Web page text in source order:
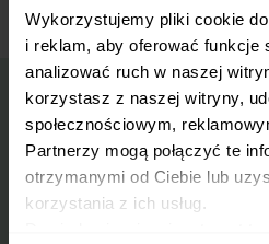
Wykorzystujemy pliki cookie
i reklam, aby oferować funkcje
analizować ruch w naszej
korzystasz z naszej witryny,
społecznościowym,
Partnerzy mogą połączyć te
otrzymanymi od Ciebie lub
korzystania z ich usług.
Wyślij
Nasze najlepsze